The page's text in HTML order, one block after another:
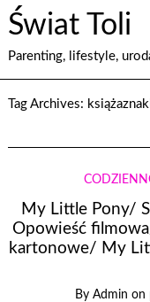
Świat Toli
Parenting, lifestyle,
Tag Archives:
My Little Pony/
Opowieść
kartonowe/ My
By Admin on